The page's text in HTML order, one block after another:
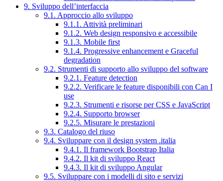
9. Sviluppo dell’interfaccia
9.1. Approccio allo sviluppo
9.1.1. Attività preliminari
9.1.2. Web design responsivo e accessibile
9.1.3. Mobile first
9.1.4. Progressive enhancement e Graceful
degradation
9.2. Strumenti di supporto allo sviluppo del software
9.2.1. Feature detection
9.2.2. Verificare le feature disponibili con Can I
use
9.2.3. Strumenti e risorse per CSS e JavaScript
9.2.4. Supporto browser
9.2.5. Misurare le prestazioni
9.3. Catalogo del riuso
9.4. Sviluppare con il design system .italia
9.4.1. Il framework Bootstrap Italia
9.4.2. Il kit di sviluppo React
9.4.3. Il kit di sviluppo Angular
9.5. Sviluppare con i modelli di sito e servizi